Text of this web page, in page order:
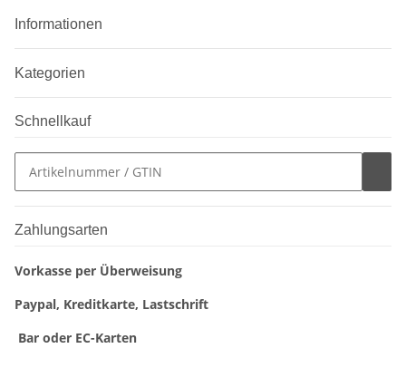
Informationen
Kategorien
Schnellkauf
Zahlungsarten
Vorkasse per Überweisung
Paypal, Kreditkarte, Lastschrift
Bar oder EC-Karten